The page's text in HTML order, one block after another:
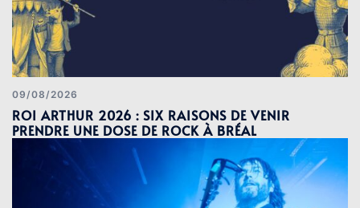
09/08/2026
ROI ARTHUR 2026 : SIX RAISONS DE VENIR
PRENDRE UNE DOSE DE ROCK À BRÉAL